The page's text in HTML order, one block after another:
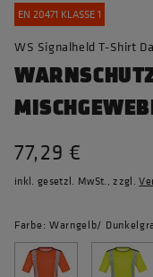
EN 20471 KLASSE 1
WS Signalheld T-Shirt
77,29 €
inkl. gesetzl. MwSt., zzgl.
Farbe: Warngelb/